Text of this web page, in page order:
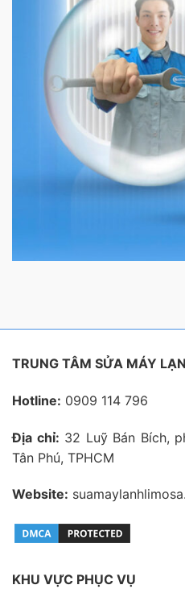
TRUNG TÂM SỬA MÁY
Hotline: 0909 114 796
Địa chỉ: 32 Luỹ Bán Bích,
Tân Phú, TPHCM
Website:
KHU VỰC PHỤC VỤ